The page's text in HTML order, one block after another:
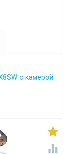
с камерой

